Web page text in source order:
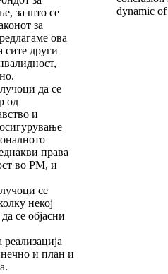
за што се
за
ова
сите други
да се
од
и
права
во РМ, и
се
некој
се објасни
и план и
dynamic